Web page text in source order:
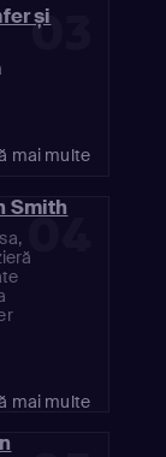
03
și
mai multe
04
Smith
mai multe